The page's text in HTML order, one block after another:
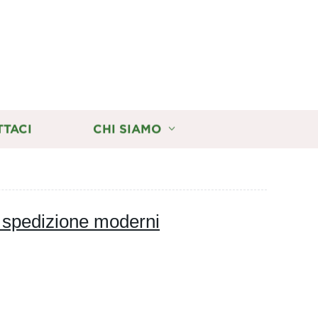
CHI SIAMO
moderni